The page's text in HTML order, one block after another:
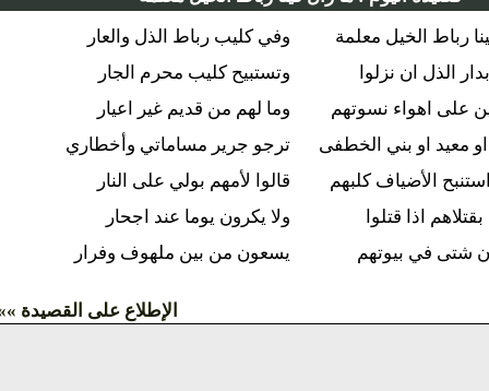
رباط الخيل معلمة
وفي كليب رباط الذل والعار
الذل ان نزلوا
وتستبيح كليب محرم الجار
على اهواء نسوتهم
وما لهم من قديم غير اعيار
او بني الخطفى
ترجو جرير مساماتي وأخطاري
الأضياف كلبهم
قالوا لأمهم بولي على النار
اذا قتلوا
ولا يكرون يوما عند اجحار
شتى في بيوتهم
يسعون من بين ملهوف وفرار
الإطلاع على القصيدة »»